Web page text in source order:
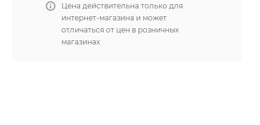
Цена действительна только для
интернет-магазина и может
отличаться от цен в розничных
магазинах